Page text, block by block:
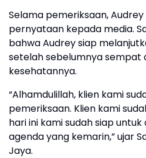
Selama pemeriksaan,
pernyataan kepada media.
bahwa Audrey siap
setelah sebelumnya sempat
kesehatannya.
“Alhamdulillah, klien kami
pemeriksaan. Klien kami
hari ini kami sudah siap
agenda yang kemarin,” ujar
Jaya.